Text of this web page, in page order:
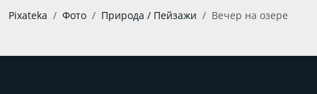
Pixateka Фото Природа / Пейзажи Вечер на озере